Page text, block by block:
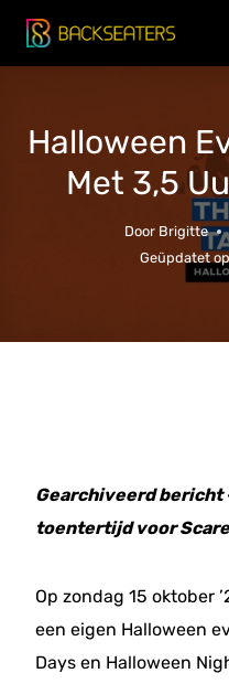
Doorgaan
naar
Halloween
Met 3,5
Door Brigitte
Geüpdatet
Gearchiveerd
toentertijd voor
Op zondag 15 oktober
een eigen Halloween
Days en Halloween